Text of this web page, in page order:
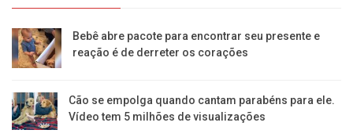
Bebê abre pacote para encontrar seu presente e
reação é de derreter os corações
Cão se empolga quando cantam parabéns para ele.
Vídeo tem 5 milhões de visualizações